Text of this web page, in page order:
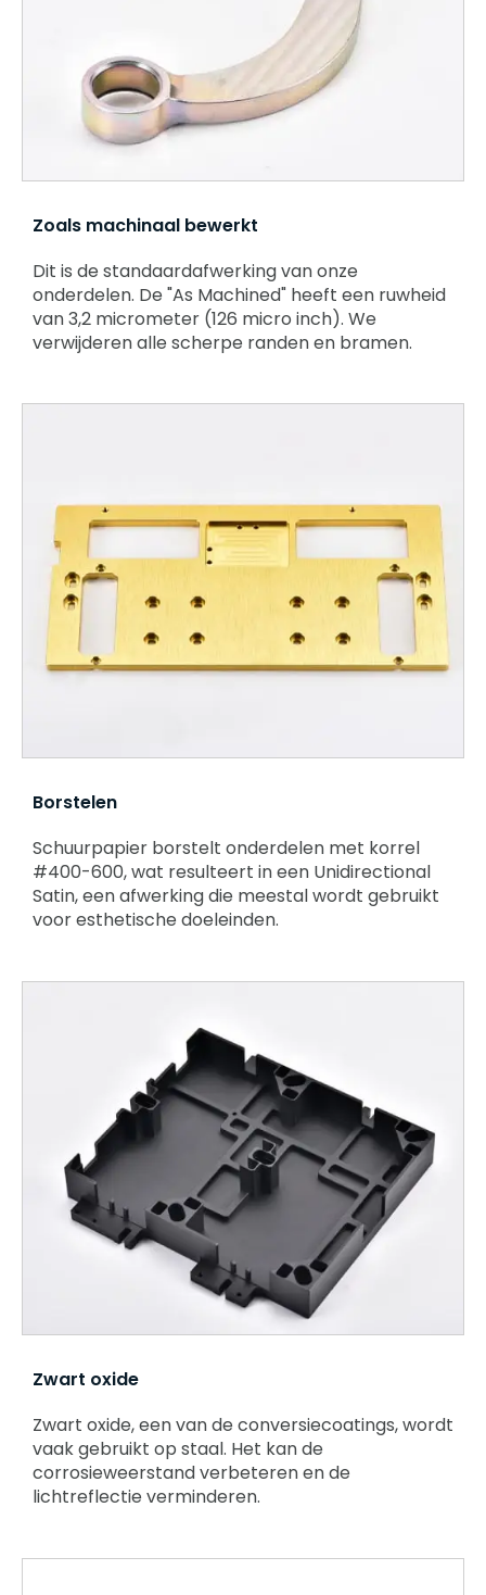
Zoals machinaal bewerkt
Dit is de standaardafwerking van onze
onderdelen. De "As Machined" heeft een ruwheid
van 3,2 micrometer (126 micro inch). We
verwijderen alle scherpe randen en bramen.
Borstelen
Schuurpapier borstelt onderdelen met korrel
#400-600, wat resulteert in een Unidirectional
Satin, een afwerking die meestal wordt gebruikt
voor esthetische doeleinden.
Zwart oxide
Zwart oxide, een van de conversiecoatings, wordt
vaak gebruikt op staal. Het kan de
corrosieweerstand verbeteren en de
lichtreflectie verminderen.